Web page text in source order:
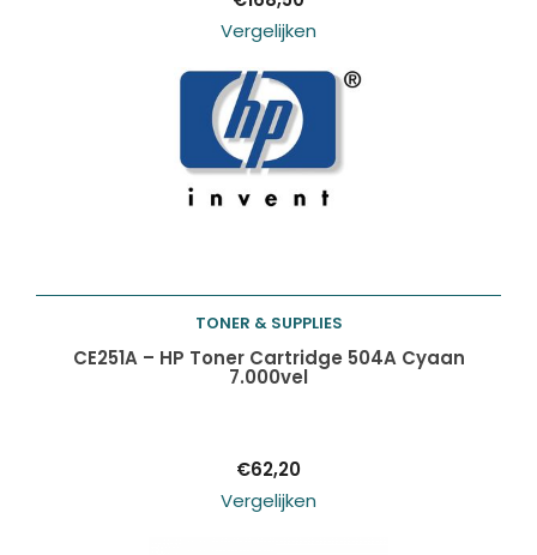
Vergelijken
Toevoegen aan
TONER & SUPPLIES
CE251A – HP Toner Cartridge 504A Cyaan
7.000vel
€62,20
Vergelijken